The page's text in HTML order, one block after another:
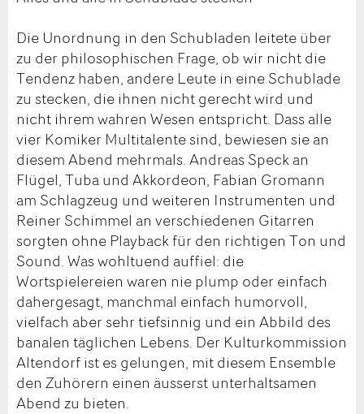
Die Unordnung in den Schubladen leitete über
zu der philosophischen Frage, ob wir nicht die
Tendenz haben, andere Leute in eine Schublade
zu stecken, die ihnen nicht gerecht wird und
nicht ihrem wahren Wesen entspricht. Dass alle
vier Komiker Multitalente sind, bewiesen sie an
diesem Abend mehrmals. Andreas Speck an
Flügel, Tuba und Akkordeon, Fabian Gromann
am Schlagzeug und weiteren Instrumenten und
Reiner Schimmel an verschiedenen Gitarren
sorgten ohne Playback für den richtigen Ton und
Sound. Was wohltuend auffiel: die
Wortspielereien waren nie plump oder einfach
dahergesagt, manchmal einfach humorvoll,
vielfach aber sehr tiefsinnig und ein Abbild des
banalen täglichen Lebens. Der Kulturkommission
Altendorf ist es gelungen, mit diesem Ensemble
den Zuhörern einen äusserst unterhaltsamen
Abend zu bieten.